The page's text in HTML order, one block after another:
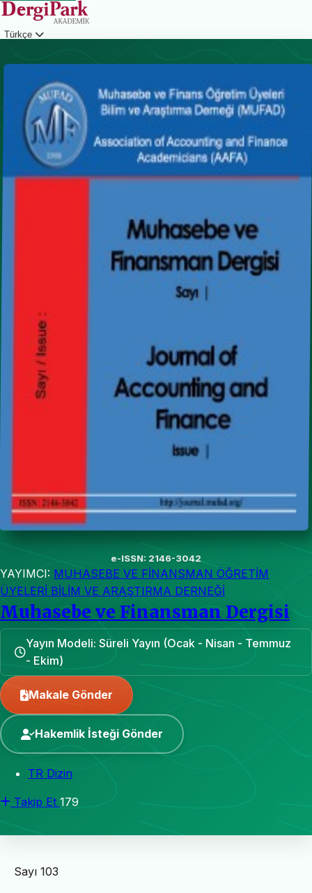
Türkçe
e-ISSN: 2146-3042
YAYIMCI: MUHASEBE VE FİNANSMAN ÖĞRETİM
ÜYELERİ BİLİM VE ARAŞTIRMA DERNEĞİ
Muhasebe ve Finansman Dergisi
Yayın Modeli: Süreli Yayın (Ocak - Nisan - Temmuz
- Ekim)
Makale Gönder
Hakemlik İsteği Gönder
TR Dizin
Takip Et 179
Sayı 103